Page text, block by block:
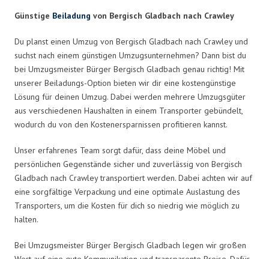
Günstige Beiladung von Bergisch Gladbach nach Crawley
Du planst einen Umzug von Bergisch Gladbach nach Crawley und
suchst nach einem günstigen Umzugsunternehmen? Dann bist du
bei Umzugsmeister Bürger Bergisch Gladbach genau richtig! Mit
unserer Beiladungs-Option bieten wir dir eine kostengünstige
Lösung für deinen Umzug. Dabei werden mehrere Umzugsgüter
aus verschiedenen Haushalten in einem Transporter gebündelt,
wodurch du von den Kostenersparnissen profitieren kannst.
Unser erfahrenes Team sorgt dafür, dass deine Möbel und
persönlichen Gegenstände sicher und zuverlässig von Bergisch
Gladbach nach Crawley transportiert werden. Dabei achten wir auf
eine sorgfältige Verpackung und eine optimale Auslastung des
Transporters, um die Kosten für dich so niedrig wie möglich zu
halten.
Bei Umzugsmeister Bürger Bergisch Gladbach legen wir großen